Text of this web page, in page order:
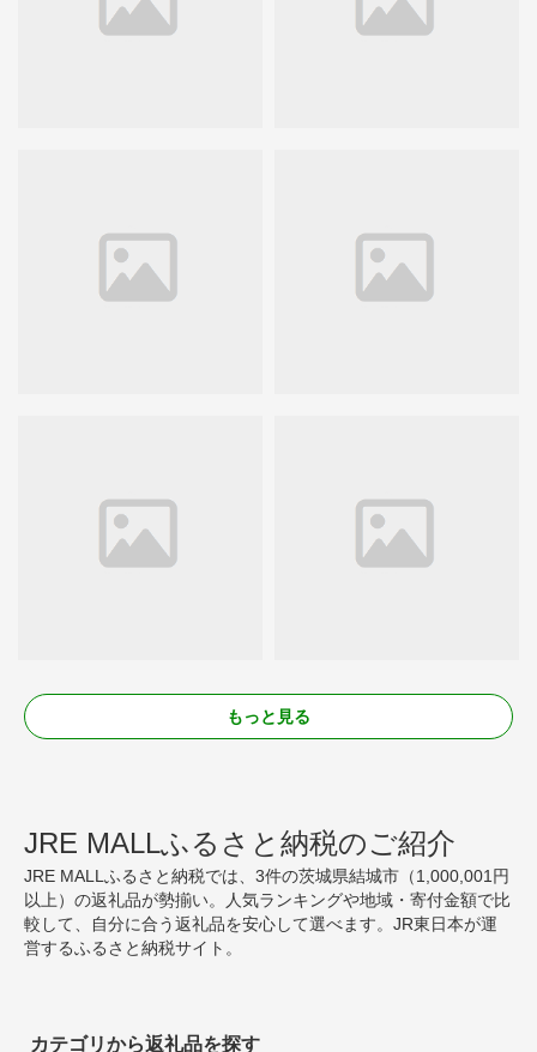
もっと見る
JRE MALLふるさと納税のご紹介
JRE MALLふるさと納税では、3件の茨城県結城市（1,000,001円
以上）の返礼品が勢揃い。人気ランキングや地域・寄付金額で比
較して、自分に合う返礼品を安心して選べます。JR東日本が運
営するふるさと納税サイト。
カテゴリから返礼品を探す